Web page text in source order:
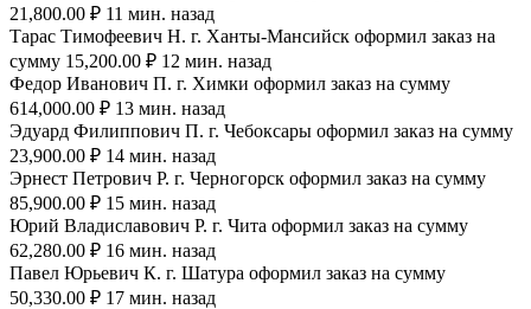
21,800.00 ₽ 11 мин. назад
Тарас Тимофеевич Н. г. Ханты-Мансийск оформил заказ на
сумму 15,200.00 ₽ 12 мин. назад
Федор Иванович П. г. Химки оформил заказ на сумму
614,000.00 ₽ 13 мин. назад
Эдуард Филиппович П. г. Чебоксары оформил заказ на сумму
23,900.00 ₽ 14 мин. назад
Эрнест Петрович Р. г. Черногорск оформил заказ на сумму
85,900.00 ₽ 15 мин. назад
Юрий Владиславович Р. г. Чита оформил заказ на сумму
62,280.00 ₽ 16 мин. назад
Павел Юрьевич К. г. Шатура оформил заказ на сумму
50,330.00 ₽ 17 мин. назад